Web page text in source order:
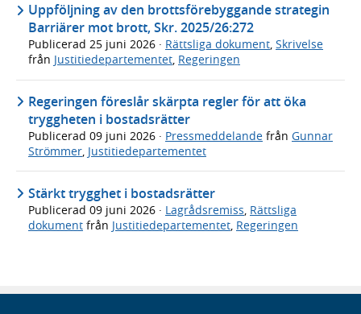
Uppföljning av den brottsförebyggande strategin
Barriärer mot brott, Skr. 2025/26:272
Publicerad 25 juni 2026 · Rättsliga dokument, Skrivelse
från Justitiedepartementet, Regeringen
Regeringen föreslår skärpta regler för att öka
tryggheten i bostadsrätter
Publicerad 09 juni 2026 · Pressmeddelande från Gunnar
Strömmer, Justitiedepartementet
Stärkt trygghet i bostadsrätter
Publicerad 09 juni 2026 · Lagrådsremiss Rättsliga
dokument från Justitiedepartementet Regeringen